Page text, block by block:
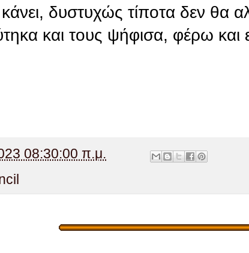
δυστυχώς τίποτα δεν θα
και τους ψήφισα, φέρω
08:30:00 π.μ.